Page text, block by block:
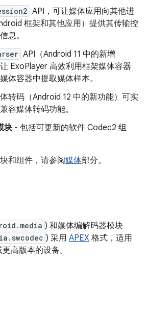
API，可让媒体应用向其他进
框架和其他应用）提供其传输控
息。
API（Android 11 中的新增
ExoPlayer 高效利用框架媒体容器
体容器中提取媒体样本。
转码（Android 12 中的新功能）可实
容媒体转码功能。
块 - 包括可更新的软件 Codec2 组
和组件，请参阅媒体部分。
) 和媒体编解码器模块
) 采用 APEX 格式，适用
高版本的设备。